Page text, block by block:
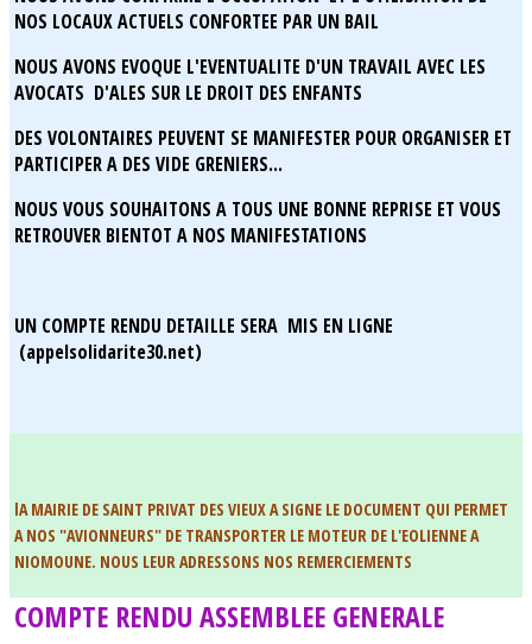
NOS LOCAUX ACTUELS CONFORTEE PAR UN BAIL
NOUS AVONS EVOQUE L'EVENTUALITE D'UN TRAVAIL AVEC LES
AVOCATS D'ALES SUR LE DROIT DES ENFANTS
DES VOLONTAIRES PEUVENT SE MANIFESTER POUR ORGANISER ET
PARTICIPER A DES VIDE GRENIERS...
NOUS VOUS SOUHAITONS A TOUS UNE BONNE REPRISE ET VOUS
RETROUVER BIENTOT A NOS MANIFESTATIONS
UN COMPTE RENDU DETAILLE SERA MIS EN LIGNE
(appelsolidarite30.net)
lA MAIRIE DE SAINT PRIVAT DES VIEUX A SIGNE LE DOCUMENT QUI PERMET
A NOS "AVIONNEURS" DE TRANSPORTER LE MOTEUR DE L'EOLIENNE A
NIOMOUNE. NOUS LEUR ADRESSONS NOS REMERCIEMENTS
COMPTE RENDU ASSEMBLEE GENERALE